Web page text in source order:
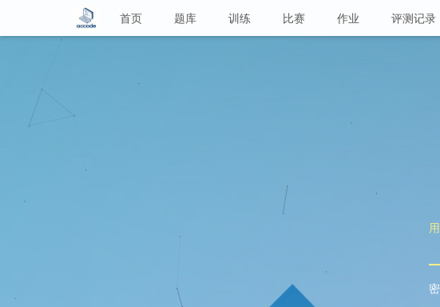
首页 题库 训练 比赛 作业 评测记录